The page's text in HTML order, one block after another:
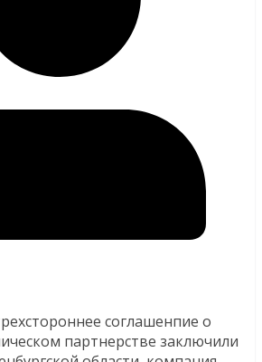
соглашенпие о
партнерстве заключили